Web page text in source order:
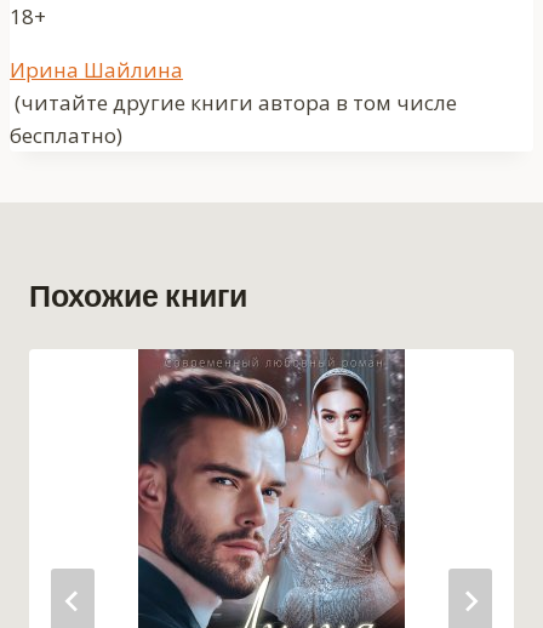
18+
Метки
записи:
Ирина Шайлина
(читайте другие книги автора в том числе
бесплатно)
Похожие книги